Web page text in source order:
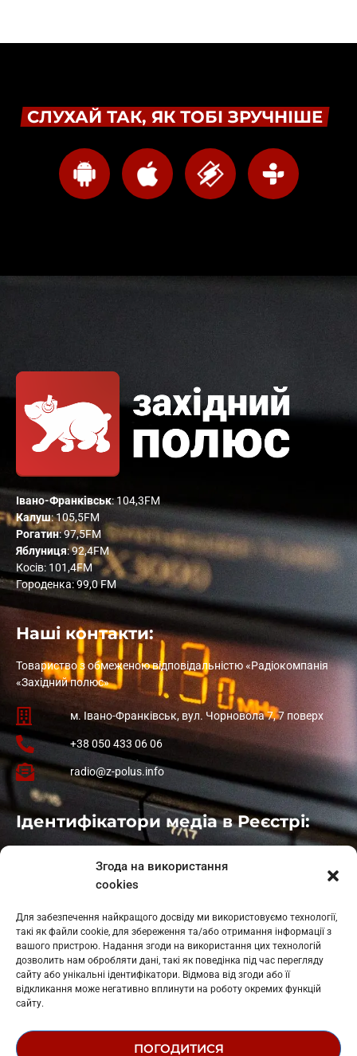
Згода на використання
cookies
Для забезпечення найкращого досвіду ми використовуємо технології,
такі як файли cookie, для збереження та/або отримання інформації з
вашого пристрою. Надання згоди на використання цих технологій
дозволить нам обробляти дані, такі як поведінка під час перегляду
сайту або унікальні ідентифікатори. Відмова від згоди або її
відкликання може негативно вплинути на роботу окремих функцій
сайту.
ПОГОДИТИСЯ
СЛУХАЙ ТАК, ЯК ТОБІ ЗРУЧНІШЕ
Івано-Франківськ: 104,3FM
Калуш: 105,5FM
Рогатин: 97,5FM
Яблуниця: 92,4FM
Косів: 101,4FM
Городенка: 99,0 FM
Наші контакти:
Товариство з обмеженою відповідальністю «Радіокомпанія
«Західний полюс»
м. Івано-Франківськ, вул. Чорновола 7, 7 поверх
+38 050 433 06 06
radio@z-polus.info
Ідентифікатори медіа в Реєстрі:
: L11-01410
: L11-01801
Косів: L11-01805
Гарасимів: L11-02274